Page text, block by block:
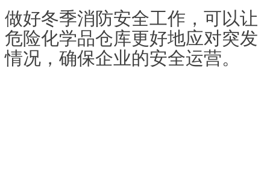
做好冬季消防安全工作，可以让
危险化学品仓库更好地应对突发
情况，确保企业的安全运营。